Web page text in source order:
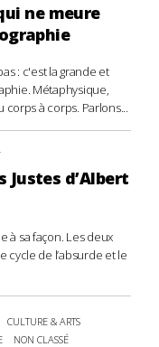
ne meure
: c'est la grande et
Métaphysique,
à corps. Parlons...
Justes d’Albert
à sa façon. Les deux
cycle de l’absurde et le
CULTURE & ARTS
NON CLASSÉ